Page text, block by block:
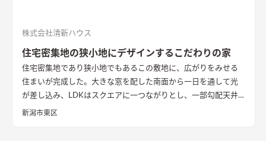
株式会社清新ハウス
住宅密集地の狭小地にデザインするこだわりの家
住宅密集地であり狭小地でもあるこの敷地に、広がりをみせる
住まいが完成した。大きな窓を配した南面から一日を通して光
が差し込み、LDKはスクエアに一つながりとし、一部勾配天井
で縦横にゆったりする仕上げとなった。杉板と中霧島壁で仕上
新潟市東区